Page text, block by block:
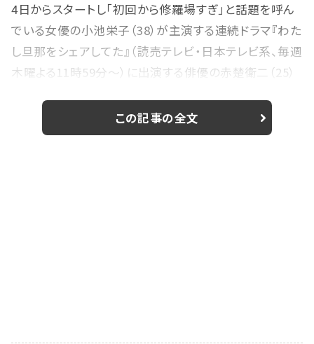
4日からスタートし「初回から修羅場すぎ」と話題を呼ん
でいる女優の小池栄子（38）が主演する連続ドラマ『わた
し旦那をシェアしてた』（読売テレビ・日本テレビ系、毎週
木曜よる11時59分～）に出演する俳優の赤楚衛二（25）
た修学旅行生」写真を公開し、ファンから反響を呼んで
いる。 同ドラマは、同じ男性を愛した3人のシングルマザ
この記事の全文